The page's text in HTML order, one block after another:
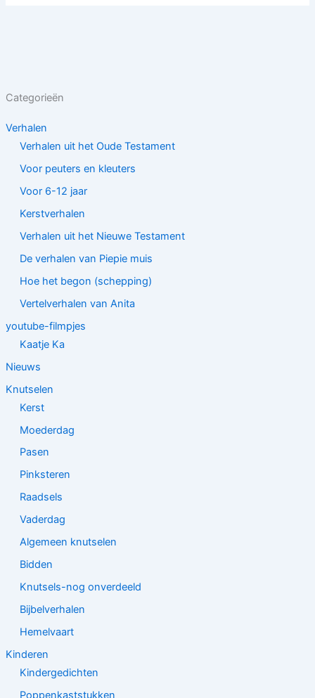
Categorieën
Verhalen
Verhalen uit het Oude Testament
Voor peuters en kleuters
Voor 6-12 jaar
Kerstverhalen
Verhalen uit het Nieuwe Testament
De verhalen van Piepie muis
Hoe het begon (schepping)
Vertelverhalen van Anita
youtube-filmpjes
Kaatje Ka
Nieuws
Knutselen
Kerst
Moederdag
Pasen
Pinksteren
Raadsels
Vaderdag
Algemeen knutselen
Bidden
Knutsels-nog onverdeeld
Bijbelverhalen
Hemelvaart
Kinderen
Kindergedichten
Poppenkaststukken